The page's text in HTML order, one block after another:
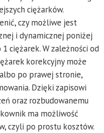
ciężarków.
czy możliwe jest
i dynamicznej poniżej
ciężarek. W zależności od
korekcyjny może
po prawej stronie,
Dzięki zapisowi
oraz rozbudowanemu
ma możliwość
czyli po prostu kosztów.